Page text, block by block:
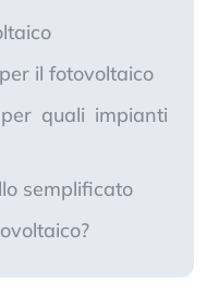
il fotovoltaico
quali impianti
semplificato